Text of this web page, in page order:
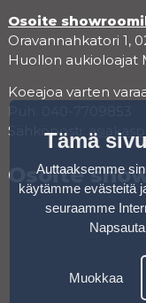
Osoite
Oravannahkatori 1,
Huollon aukioloajat
Koeajoa varten
Sähköposti:
Osoite
Tämä
Auttaaksemme
käytämme evästeitä
seuraamme
Muokkaa